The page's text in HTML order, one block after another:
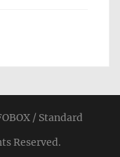
/ Standard
Reserved.